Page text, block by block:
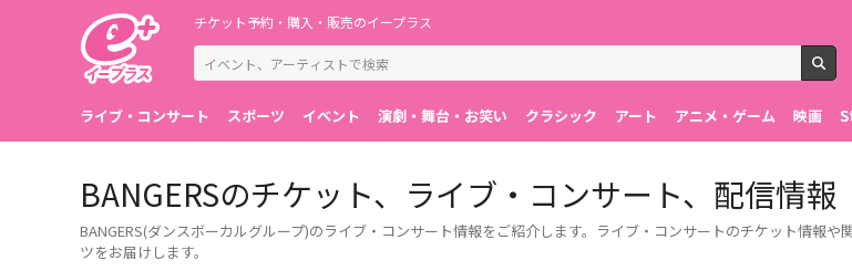
チケット予約・購入・販売のイープラス
ライブ・コンサート スポーツ イベント 演劇・舞台・お笑い クラシック アート アニメ・ゲーム 映画
BANGERSのチケット、ライブ・コンサート、配信情報
BANGERS(ダンスボーカルグループ)のライブ・コンサート情報をご紹介します。ライブ・コンサートのチケット情報
ツをお届けします。